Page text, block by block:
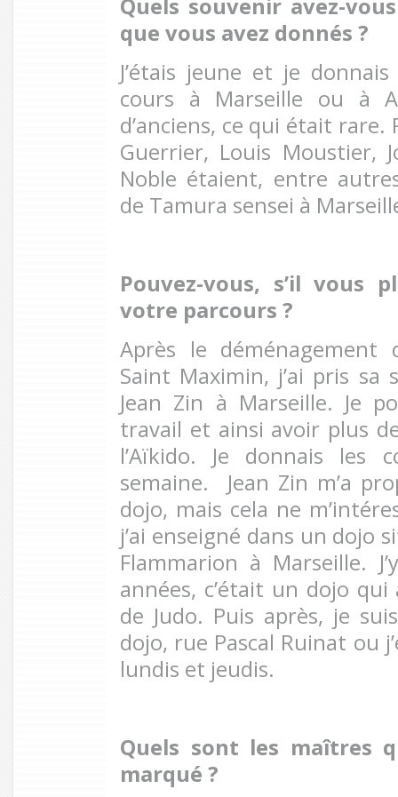
Quels souvenir avez-
que vous avez donnés ?
J’étais jeune et je
cours à Marseille ou à
d’anciens, ce qui était
Guerrier, Louis Moustier,
Noble étaient, entre
de Tamura sensei à
Pouvez-vous, s’il vous
votre parcours ?
Après le
Saint Maximin, j’ai pris sa
Jean Zin à Marseille. Je
travail et ainsi avoir plus
l’Aïkido. Je donnais les
semaine. Jean Zin m’a
dojo, mais cela ne
j’ai enseigné dans un dojo
Flammarion à Marseille.
années, c’était un dojo
de Judo. Puis après, je
dojo, rue Pascal Ruinat ou
lundis et jeudis.
Quels sont les maîtres
marqué ?